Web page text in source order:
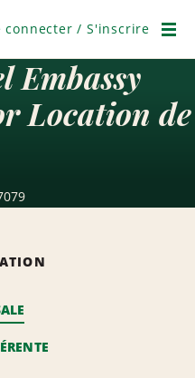
connecter / S'inscrire
Embassy
Location de